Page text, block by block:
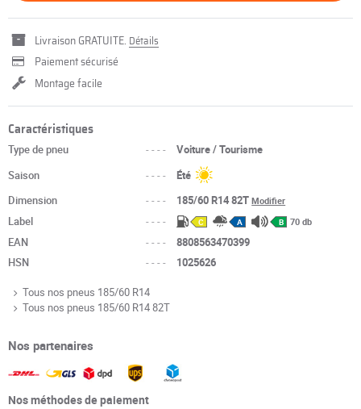
Livraison GRATUITE. Détails
Paiement sécurisé
Montage facile
Caractéristiques
Type de pneu ----
Voiture / Tourisme
Saison
----
Été
Dimension
---- 185/60 R14 82TModifier
Label ---- C A B 70 db
EAN ----
8808563470399
HSN
---- 1025626
Tous nos pneus 185/60 R14
Tous nos pneus 185/60 R14 82T
Nos partenaires
Nos méthodes de paiement